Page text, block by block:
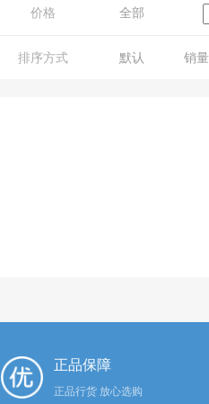
价格 全部
排序方式 默认 销量
正品保障
正品行货 放心选购